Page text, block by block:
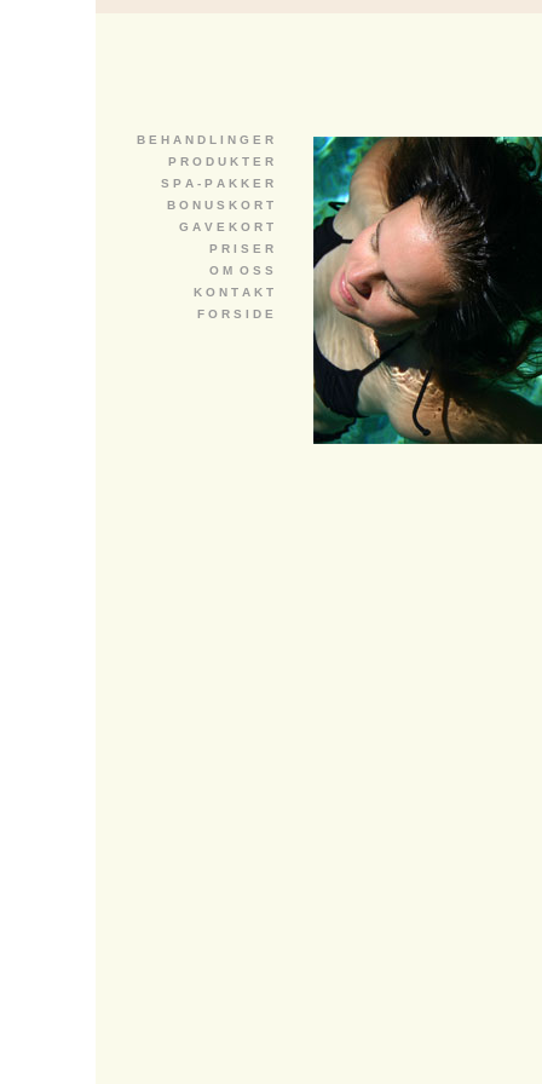
B E H A N D L I N G E R
P R O D U K T E R
S P A - P A K K E R
B O N U S K O R T
G A V E K O R T
P R I S E R
O M O S S
K O N T A K T
F O R S I D E